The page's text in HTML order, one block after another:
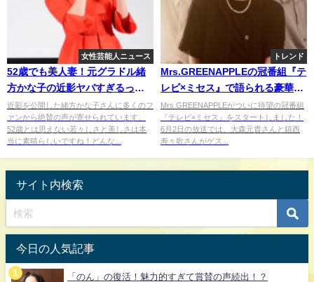
女性芸能人ニュース
52歳でも美人妻！元グラドル緒
方かな子の近影ヤバすぎるっ
て！
近影を公開した緒方かな子さんに多くのフ
ァンから絶賛の声が寄せられています。
52歳とは思えない若々しさと美しさは本
当に素晴らしいですね！どんな...
トレンド
Mrs.GREENAPPLEの冠番組『テ
レビ×ミセス』で語られる豪華ゲ
ストアーティストとのコラボが
話題に！？
Mrs.GREENAPPLEがついに待望の冠番組
『テレビ×ミセス』をスタートしました！
6月2日の放送では、大森元貴さんと鎮西
寿々歌さんがゲス...
サイト内検索
今日の人気記事
「のん」の復活！魅力的すぎて賞賛の声続出！？